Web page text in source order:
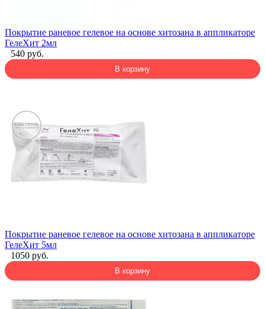
Покрытие раневое гелевое на основе хитозана в аппликаторе
ГелеХит 2мл
540 руб.
В корзину
Покрытие раневое гелевое на основе хитозана в аппликаторе
ГелеХит 5мл
1050 руб.
В корзину